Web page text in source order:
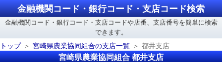
金融機関コード・銀行コード・支店コード検索
金融機関コード・銀行コード・支店コードや店番、支店番号を簡単に検索
できます。
トップ
宮崎県農業協同組合の支店一覧 都井支店
宮崎県農業協同組合 都井支店